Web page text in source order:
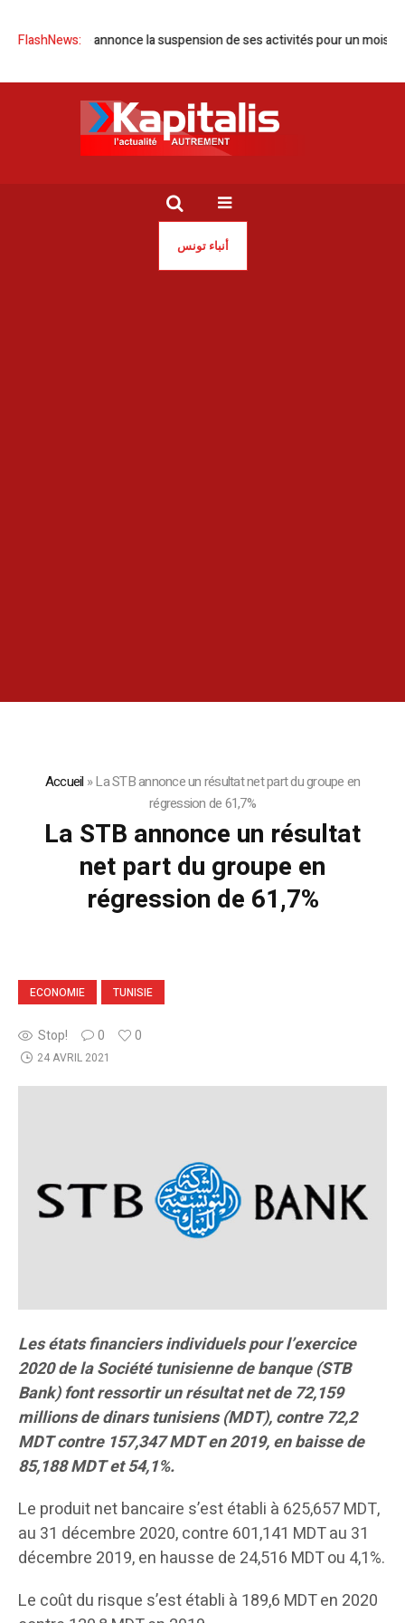
FlashNews:
Tunisie annonce la suspension de ses activités pour un mois
أنباء تونس
Accueil »La STB annonce un résultat net part du groupe en
régression de 61,7%
La STB annonce un résultat
net part du groupe en
régression de 61,7%
ECONOMIE TUNISIE
Stop! 0 0
24 AVRIL 2021
Les états financiers individuels pour l’exercice
2020 de la Société tunisienne de banque (STB
Bank) font ressortir un résultat net de 72,159
millions de dinars tunisiens (MDT), contre 72,2
MDT contre 157,347 MDT en 2019, en baisse de
85,188 MDT et 54,1%.
Le produit net bancaire s’est établi à 625,657 MDT,
au 31 décembre 2020, contre 601,141 MDT au 31
décembre 2019, en hausse de 24,516 MDT ou 4,1%.
Le coût du risque s’est établi à 189,6 MDT en 2020